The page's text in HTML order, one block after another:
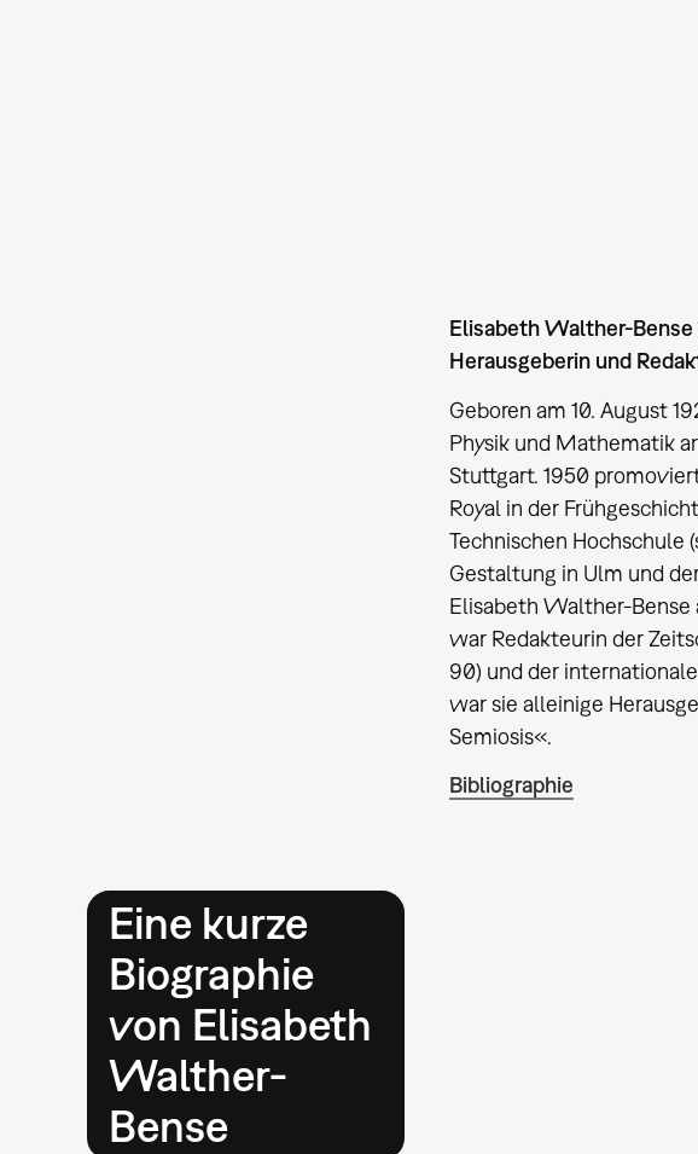
Elisabeth Walther-
Herausgeberin und
Geboren am 10. August
Physik und Mathematik
Stuttgart. 1950
Royal in der
Technischen Hochschule
Gestaltung in Ulm und
Elisabeth Walther-Bense
war Redakteurin der
90) und der
war sie alleinige
Semiosis«.
Bibliographie
Eine kurze
Biographie
von Elisabeth
Walther-
Bense